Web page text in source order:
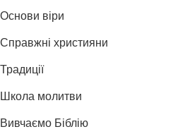
Основи віри
Справжні християни
Традиції
Школа молитви
Вивчаємо Біблію